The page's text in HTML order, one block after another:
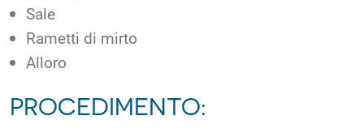
Sale
Rametti di mirto
Alloro
PROCEDIMENTO: